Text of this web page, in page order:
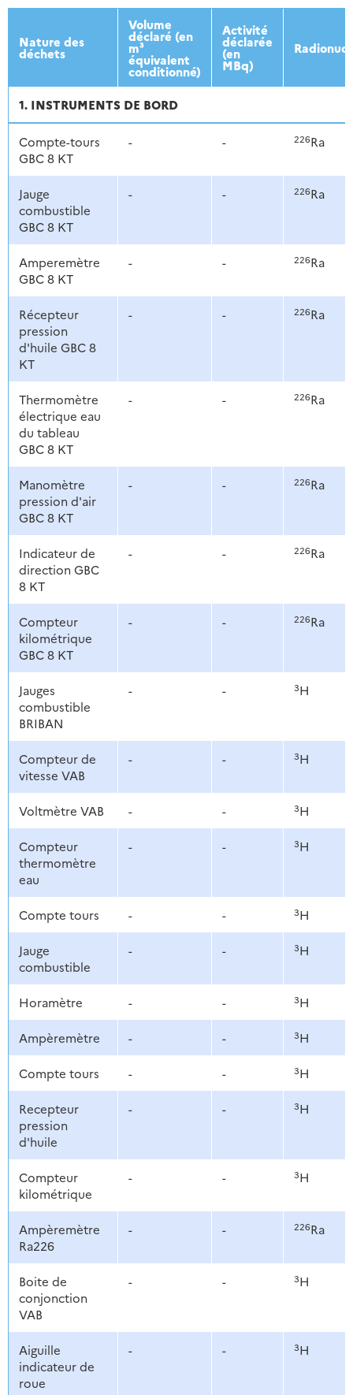
2013 2014 2015 2016
Nature des
déchets
Volume
déclaré (en
m³
équivalent
conditionné)
Activité
déclarée
(en
MBq)
1. INSTRUMENTS DE BORD
Compte-tours
GBC 8 KT
- - 226Ra
Jauge
combustible
GBC 8 KT
- - 226Ra
Amperemètre
GBC 8 KT
- - 226Ra
Récepteur
pression
d'huile GBC 8
KT
- - 226Ra
Thermomètre
électrique eau
du tableau
GBC 8 KT
- - 226Ra
Manomètre
pression d'air
GBC 8 KT
- - 226Ra
Indicateur de
direction GBC
8 KT
- - 226Ra
Compteur
kilométrique
GBC 8 KT
- - 226Ra
Jauges
combustible
BRIBAN
- - 3H
Compteur de
vitesse VAB
- - 3H
Voltmètre VAB - - 3H
Compteur
thermomètre
eau
- - 3H
Compte tours - - 3H
Jauge
combustible
- - 3H
Horamètre - - 3H
Ampèremètre - - 3H
Compte tours - - 3H
Recepteur
pression
d'huile
- - 3H
Compteur
kilométrique
- - 3H
Ampèremètre
Ra226
- - 226Ra
Boite de
conjonction
VAB
- - 3H
Aiguille
indicateur de
roue
- - 3H